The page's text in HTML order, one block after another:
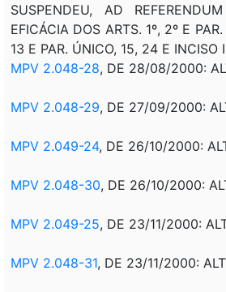
SUSPENDEU, AD
EFICÁCIA DOS ARTS. 1º, 2º E
13 E PAR. ÚNICO, 15, 24 E INCISO
MPV 2.048-28, DE 28/08/2000:
MPV 2.048-29, DE 27/09/2000:
MPV 2.049-24, DE 26/10/2000:
MPV 2.048-30, DE 26/10/2000:
MPV 2.049-25, DE 23/11/2000:
MPV 2.048-31, DE 23/11/2000: